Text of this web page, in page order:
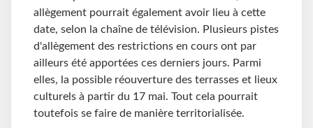
allègement pourrait également avoir lieu à cette
date, selon la chaîne de télévision. Plusieurs pistes
d'allègement des restrictions en cours ont par
ailleurs été apportées ces derniers jours. Parmi
elles, la possible réouverture des terrasses et lieux
culturels à partir du 17 mai. Tout cela pourrait
toutefois se faire de manière territorialisée.